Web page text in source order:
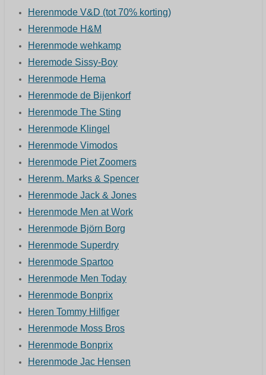
Herenmode V&D (tot 70% korting)
Herenmode H&M
Herenmode wehkamp
Heremode Sissy-Boy
Herenmode Hema
Herenmode de Bijenkorf
Herenmode The Sting
Herenmode Klingel
Herenmode Vimodos
Herenmode Piet Zoomers
Herenm. Marks & Spencer
Herenmode Jack & Jones
Herenmode Men at Work
Herenmode Björn Borg
Herenmode Superdry
Herenmode Spartoo
Herenmode Men Today
Herenmode Bonprix
Heren Tommy Hilfiger
Herenmode Moss Bros
Herenmode Bonprix
Herenmode Jac Hensen